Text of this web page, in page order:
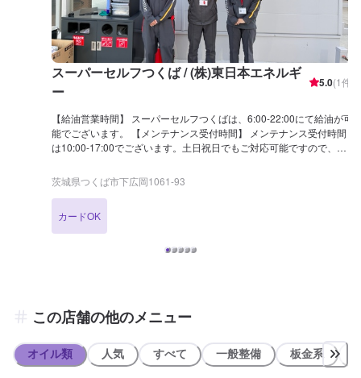
スーパーセルフつくば / (株)東日本エネルギ
ー
5.0(1件)
【給油営業時間】 スーパーセルフつくばは、6:00-22:00にて給油が可
能でございます。 【メンテナンス受付時間】 メンテナンス受付時間
は10:00-17:00でございます。土日祝日でもご対応可能ですので、ご
登録・ドライブオンマイ店舗登録でお得な情報を配信中です！ 【当店
までのアクセス】 国道354号線沿いにございます。「ホンダカーズ
ガソリンスタンドでございます。
茨城県つくば市下広岡1061-93
カードOK
この店舗の他のメニュー
オイル類 人気 すべて 一般整備 板金系